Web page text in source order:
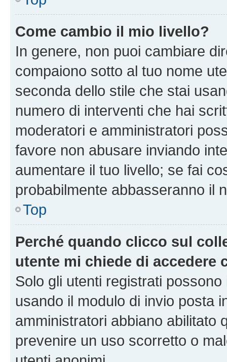
Come cambio il mio livello?
In genere, non puoi cambiare
compaiono sotto al tuo nome
seconda dello stile che stai
numero di interventi che hai
moderatori e amministratori
favore non abusare inviando
aumentare il tuo livello; se fai
probabilmente abbasseranno il
Top
Perché quando clicco sul
utente mi chiede di accedere
Solo gli utenti registrati
usando il modulo di invio posta
amministratori abbiano abilitato
prevenire un uso scorretto o